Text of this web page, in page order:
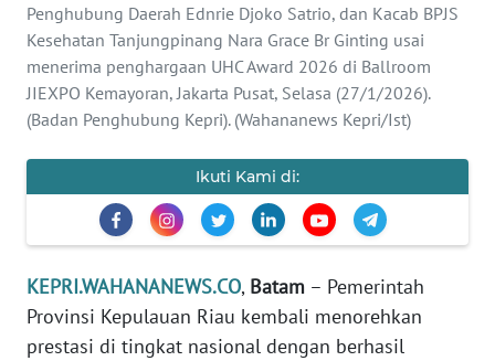
Penghubung Daerah Ednrie Djoko Satrio, dan Kacab BPJS
Kesehatan Tanjungpinang Nara Grace Br Ginting usai
menerima penghargaan UHC Award 2026 di Ballroom
JIEXPO Kemayoran, Jakarta Pusat, Selasa (27/1/2026).
(Badan Penghubung Kepri). (Wahananews Kepri/Ist)
Ikuti Kami di:
KEPRI.WAHANANEWS.CO, Batam – Pemerintah
Provinsi Kepulauan Riau kembali menorehkan
prestasi di tingkat nasional dengan berhasil
KAMI
INFO
IKLAN
SIBER
REDAKSI